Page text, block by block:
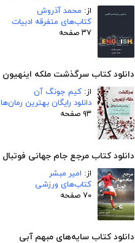
از: محمد آذروش
کتاب‌های متفرقه ادبیات
۳۷ صفحه
دانلود کتاب سرگذشت ملکه اینهیون
از: کیم جونگ آن
دانلود رایگان بهترین رمان‌ها
۹۳ صفحه
دانلود کتاب مرجع جام جهانی فوتبال
از: امیر مبشر
کتاب‌های ورزشی
۷۰ صفحه
دانلود کتاب سایه‌های مبهم آبی